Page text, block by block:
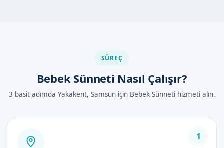
Öncelikle, bebek hazırlanır ve lokal anestezi uygulanır.
Sünnet derisi çıkarılır ve gerekli işlemler yapılır.
Son olarak, bebek bakımı ve sünnet sonrası chăm sóc
hakkında ailelere bilgi verilir.
Bebek sünneti avantajları şunlardır:
SÜREÇ
Bebek Sünneti Nasıl Çalışır?
3 basit adımda Yakakent, Samsun için Bebek Sünneti hizmeti alın.
1